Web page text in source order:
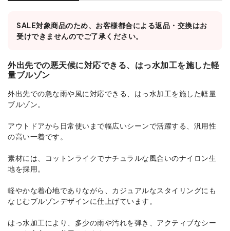
SALE対象商品のため、お客様都合による返品・交換はお
受けできませんのでご了承ください。
外出先での悪天候に対応できる、はっ水加工を施した軽
量ブルゾン
外出先での急な雨や風に対応できる、はっ水加工を施した軽量
ブルゾン。
アウトドアから日常使いまで幅広いシーンで活躍する、汎用性
の高い一着です。
素材には、コットンライクでナチュラルな風合いのナイロン生
地を採用。
軽やかな着心地でありながら、カジュアルなスタイリングにも
なじむブルゾンデザインに仕上げています。
はっ水加工により、多少の雨や汚れを弾き、アクティブなシー